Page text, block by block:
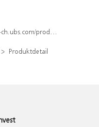
detail/index/isin/CH1570527163
Produktdetail